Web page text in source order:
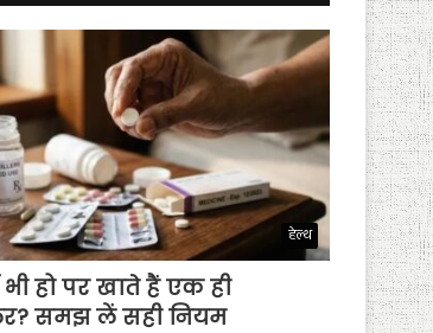
हेल्थ
भी हो पर खाते हैं एक ही
समझ लें सही नियम